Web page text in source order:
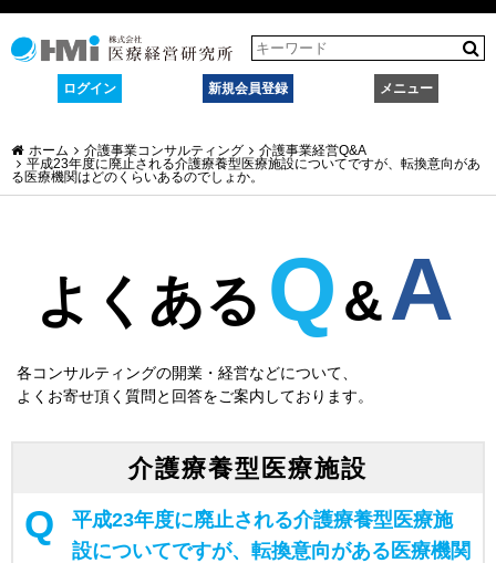
ログイン 新規会員登録 メニュー
ホーム 介護事業コンサルティング
介護事業経営Q&A
平成23年度に廃止される介護療養型医療施設についてですが、転換意向があ
る医療機関はどのくらいあるのでしょか。
よくある Q&A
各コンサルティングの開業・経営などについて、
よくお寄せ頂く質問と回答をご案内しております。
介護療養型医療施設
平成23年度に廃止される介護療養型医療施
設についてですが、転換意向がある医療機関